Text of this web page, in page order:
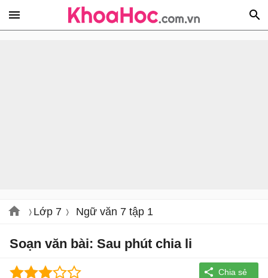
Lớp 7 Ngữ văn 7 tập 1
Soạn văn bài: Sau phút chia li